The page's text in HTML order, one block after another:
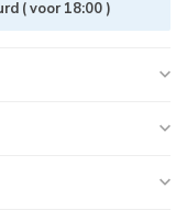
( voor 18:00 )